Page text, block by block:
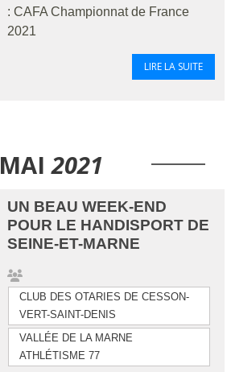
: CAFA Championnat de France
2021
LIRE LA SUITE
MAI 2021
UN BEAU WEEK-END
POUR LE HANDISPORT DE
SEINE-ET-MARNE
CLUB DES OTARIES DE CESSON-
VERT-SAINT-DENIS
VALLÉE DE LA MARNE
ATHLÉTISME 77